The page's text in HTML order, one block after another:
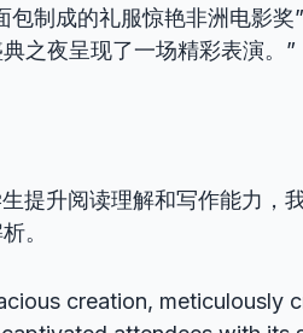
包制成的礼服惊艳非洲电影奖”
之夜呈现了一场精彩表演。”
提升阅读理解和写作能力，
。
creation, meticulously